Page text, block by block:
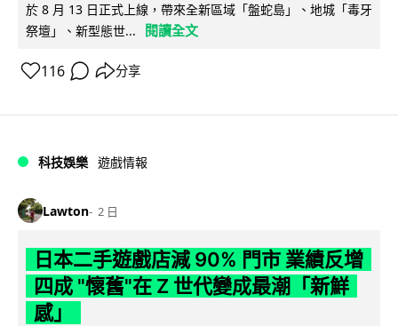
於 8 月 13 日正式上線，帶來全新區域「盤蛇島」、地城「毒牙
祭壇」、新型態世...
閱讀全文
116 分享
科技娛樂 遊戲情報
Lawton 2 日
日本二手遊戲店減 90% 門市 業績反增
四成 "懷舊"在 Z 世代變成最潮「新鮮
感」